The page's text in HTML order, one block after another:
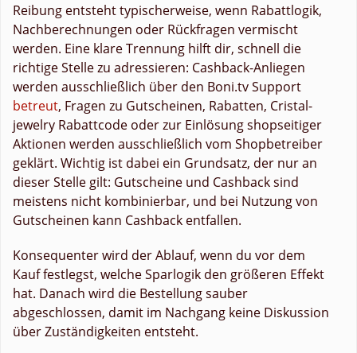
Reibung entsteht typischerweise, wenn Rabattlogik,
Nachberechnungen oder Rückfragen vermischt
werden. Eine klare Trennung hilft dir, schnell die
richtige Stelle zu adressieren: Cashback-Anliegen
werden ausschließlich über den Boni.tv Support
betreut, Fragen zu Gutscheinen, Rabatten, Cristal-
jewelry Rabattcode oder zur Einlösung shopseitiger
Aktionen werden ausschließlich vom Shopbetreiber
geklärt. Wichtig ist dabei ein Grundsatz, der nur an
dieser Stelle gilt: Gutscheine und Cashback sind
meistens nicht kombinierbar, und bei Nutzung von
Gutscheinen kann Cashback entfallen.
Konsequenter wird der Ablauf, wenn du vor dem
Kauf festlegst, welche Sparlogik den größeren Effekt
hat. Danach wird die Bestellung sauber
abgeschlossen, damit im Nachgang keine Diskussion
über Zuständigkeiten entsteht.